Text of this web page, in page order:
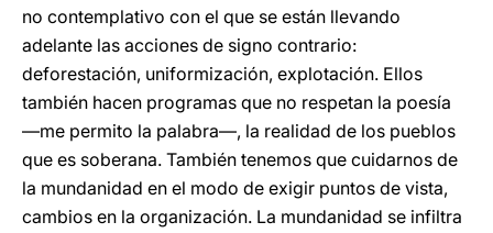
no contemplativo con el que se están llevando
adelante las acciones de signo contrario:
deforestación, uniformización, explotación. Ellos
también hacen programas que no respetan la poesía
—me permito la palabra—, la realidad de los pueblos
que es soberana. También tenemos que cuidarnos de
la mundanidad en el modo de exigir puntos de vista,
cambios en la organización. La mundanidad se infiltra